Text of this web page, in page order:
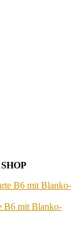
B6 mit Blanko-